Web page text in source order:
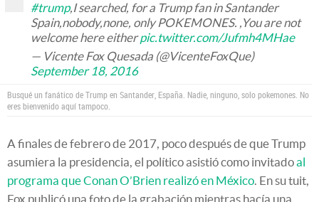
#trump,I searched, for a Trump fan in Santander
Spain,nobody,none, only POKEMONES. ,You are not
welcome here eitherpic.twitter.com/Jufmh4MHae
— Vicente Fox Quesada (@VicenteFoxQue)
September 18, 2016
Busqué un fanático de Trump en Santander, España. Nadie, ninguno, solo pokemones. No
eres bienvenido aquí tampoco.
A finales de febrero de 2017, poco después de que Trump
asumiera la presidencia, el político asistió como invitadoal
programa que Conan O’Brien realizó en México. En su tuit,
Fox publicó una foto de la grabación mientras hacía una